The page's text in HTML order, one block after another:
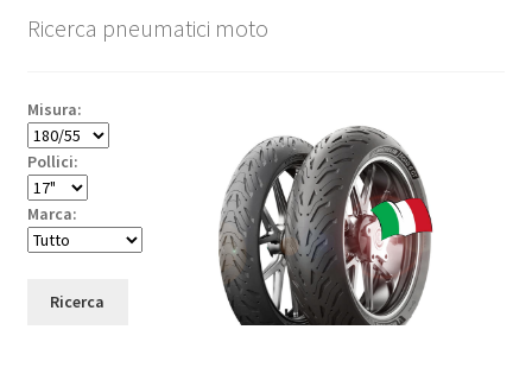
Ricerca pneumatici moto
Misura:
Pollici:
Marca:
Ricerca